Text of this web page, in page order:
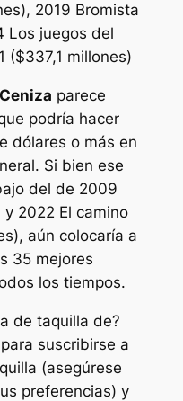
2019 Bromista
Los juegos del
($337,1 millones)
parece
podría hacer
dólares o más en
Si bien ese
del de 2009
y 2022 El camino
aún colocaría a
35 mejores
los tiempos.
de taquilla de?
suscribirse a
(asegúrese
preferencias) y